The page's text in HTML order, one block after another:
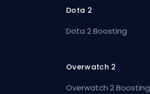
Dota 2
Dota 2 Boosting
Overwatch 2
Overwatch 2 Boosting